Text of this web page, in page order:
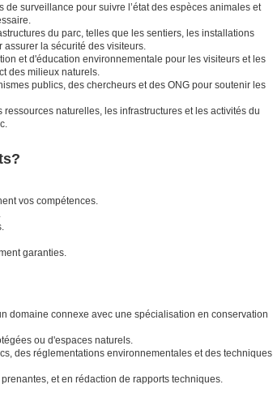
de surveillance pour suivre l’état des espèces animales et
du parc, telles que les sentiers, les installations
la sécurité des visiteurs.
et d'éducation environnementale pour les visiteurs et les
des milieux naturels.
publics, des chercheurs et des ONG pour soutenir les
naturelles, les infrastructures et les activités du
vos compétences.
garanties.
domaine connexe avec une spécialisation en conservation
ou d'espaces naturels.
des réglementations environnementales et des techniques
et en rédaction de rapports techniques.